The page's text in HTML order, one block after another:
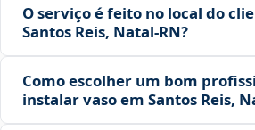
O serviço é feito no local do
Santos Reis, Natal‑RN?
Como escolher um bom
instalar vaso em Santos Reis,